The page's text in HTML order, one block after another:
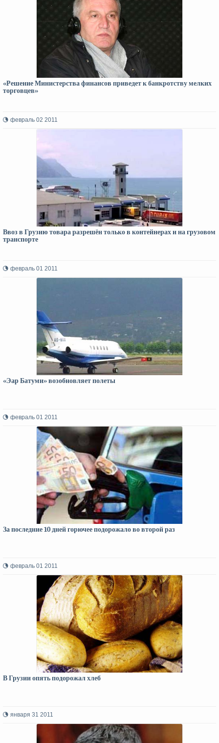
«Решение Министерства финансов приведет к банкротству мелких
торговцев»
февраль 02 2011
Ввоз в Грузию товара разрешён только в контейнерах и на грузовом
транспорте
февраль 01 2011
«Эар Батуми» возобновляет полеты
февраль 01 2011
За последние 10 дней горючее подорожало во второй раз
февраль 01 2011
В Грузии опять подорожал хлеб
января 31 2011